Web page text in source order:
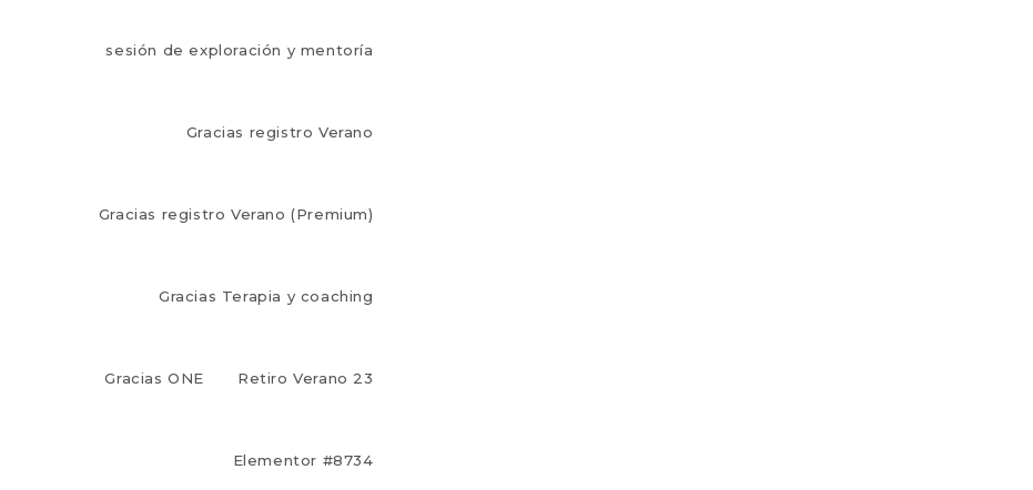
sesión de exploración y mentoría
Gracias registro Verano
Gracias registro Verano (Premium)
Gracias Terapia y coaching
Gracias ONE Retiro Verano 23
Elementor #8734